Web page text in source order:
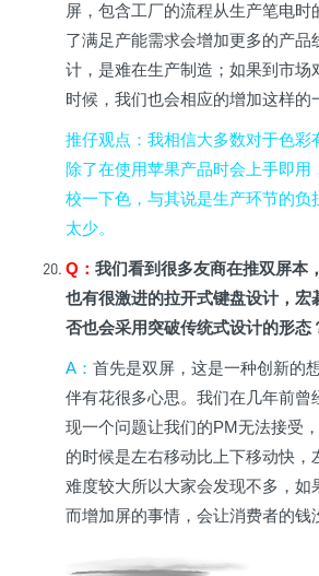
屏，包含工厂的流程从生产笔电时
了满足产能需求会增加更多的产品
计，是难在生产制造；如果到市场
时候，我们也会相应的增加这样的
推仔观点 ：我相信大多数对于色彩
除了在使用苹果产品时会上手即用
校一下色，与其说是生产环节的负
太少。
Q ： 我们看到很多友商在推双屏本
也有很激进的拉开式键盘设计，宏
否也会采用突破传统式设计的形态
A ： 首先是双屏，这是一种创新的
伴有花很多心思。我们在几年前曾
现一个问题让我们的PM无法接受
的时候是左右移动比上下移动快，
难度较大所以大家会发现不多，如
而增加屏的事情，会让消费者的钱